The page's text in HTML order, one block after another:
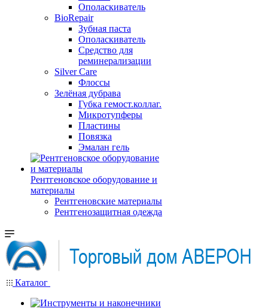
Ополаскиватель
BioRepair
Зубная паста
Ополаскиватель
Средство для
реминерализации
Silver Care
Флоссы
Зелёная дубрава
Губка гемост.коллаг.
Микротупферы
Пластины
Повязка
Эмалан гель
Рентгеновское оборудование и
материалы
Рентгеновские материалы
Рентгенозащитная одежда
Каталог